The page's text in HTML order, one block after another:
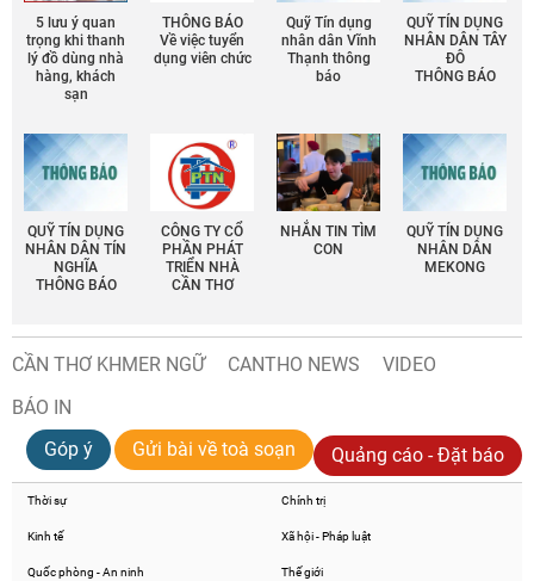
5 lưu ý quan
trọng khi thanh
lý đồ dùng nhà
hàng, khách
sạn
THÔNG BÁO
Về việc tuyển
dụng viên chức
Quỹ Tín dụng
nhân dân Vĩnh
Thạnh thông
báo
QUỸ TÍN DỤNG
NHÂN DÂN TÂY
ĐÔ
THÔNG BÁO
QUỸ TÍN DỤNG
NHÂN DÂN TÍN
NGHĨA
THÔNG BÁO
CÔNG TY CỔ
PHẦN PHÁT
TRIỂN NHÀ
CẦN THƠ
NHẮN TIN TÌM
CON
QUỸ TÍN DỤNG
NHÂN DÂN
MEKONG
CẦN THƠ KHMER NGỮ CANTHO NEWS
VIDEO
BÁO IN
Góp ý
Gửi bài về toà soạn Quảng cáo - Đặt báo
Thời sự Chính trị
Kinh tế Xã hội - Pháp luật
Quốc phòng - An ninh Thế giới